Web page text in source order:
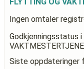
Ingen omtaler
Godkjenningsstatus i
Siste oppdateringer